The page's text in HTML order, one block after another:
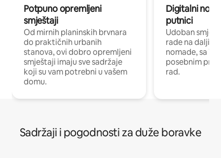
Potpuno opremljeni
smještaji
Od mirnih planinskih brvnara
do praktičnih urbanih
stanova, ovi dobro opremljeni
smještaji imaju sve sadržaje
koji su vam potrebni u vašem
domu.
Digitalni
putnici
Udoban
rade na
nomade, sa
posebnim
rad.
Sadržaji i pogodnosti za duže boravke